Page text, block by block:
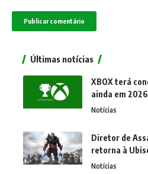
Últimas notícias
XBOX terá
ainda em
Notícias
Diretor de
retorna à
Notícias